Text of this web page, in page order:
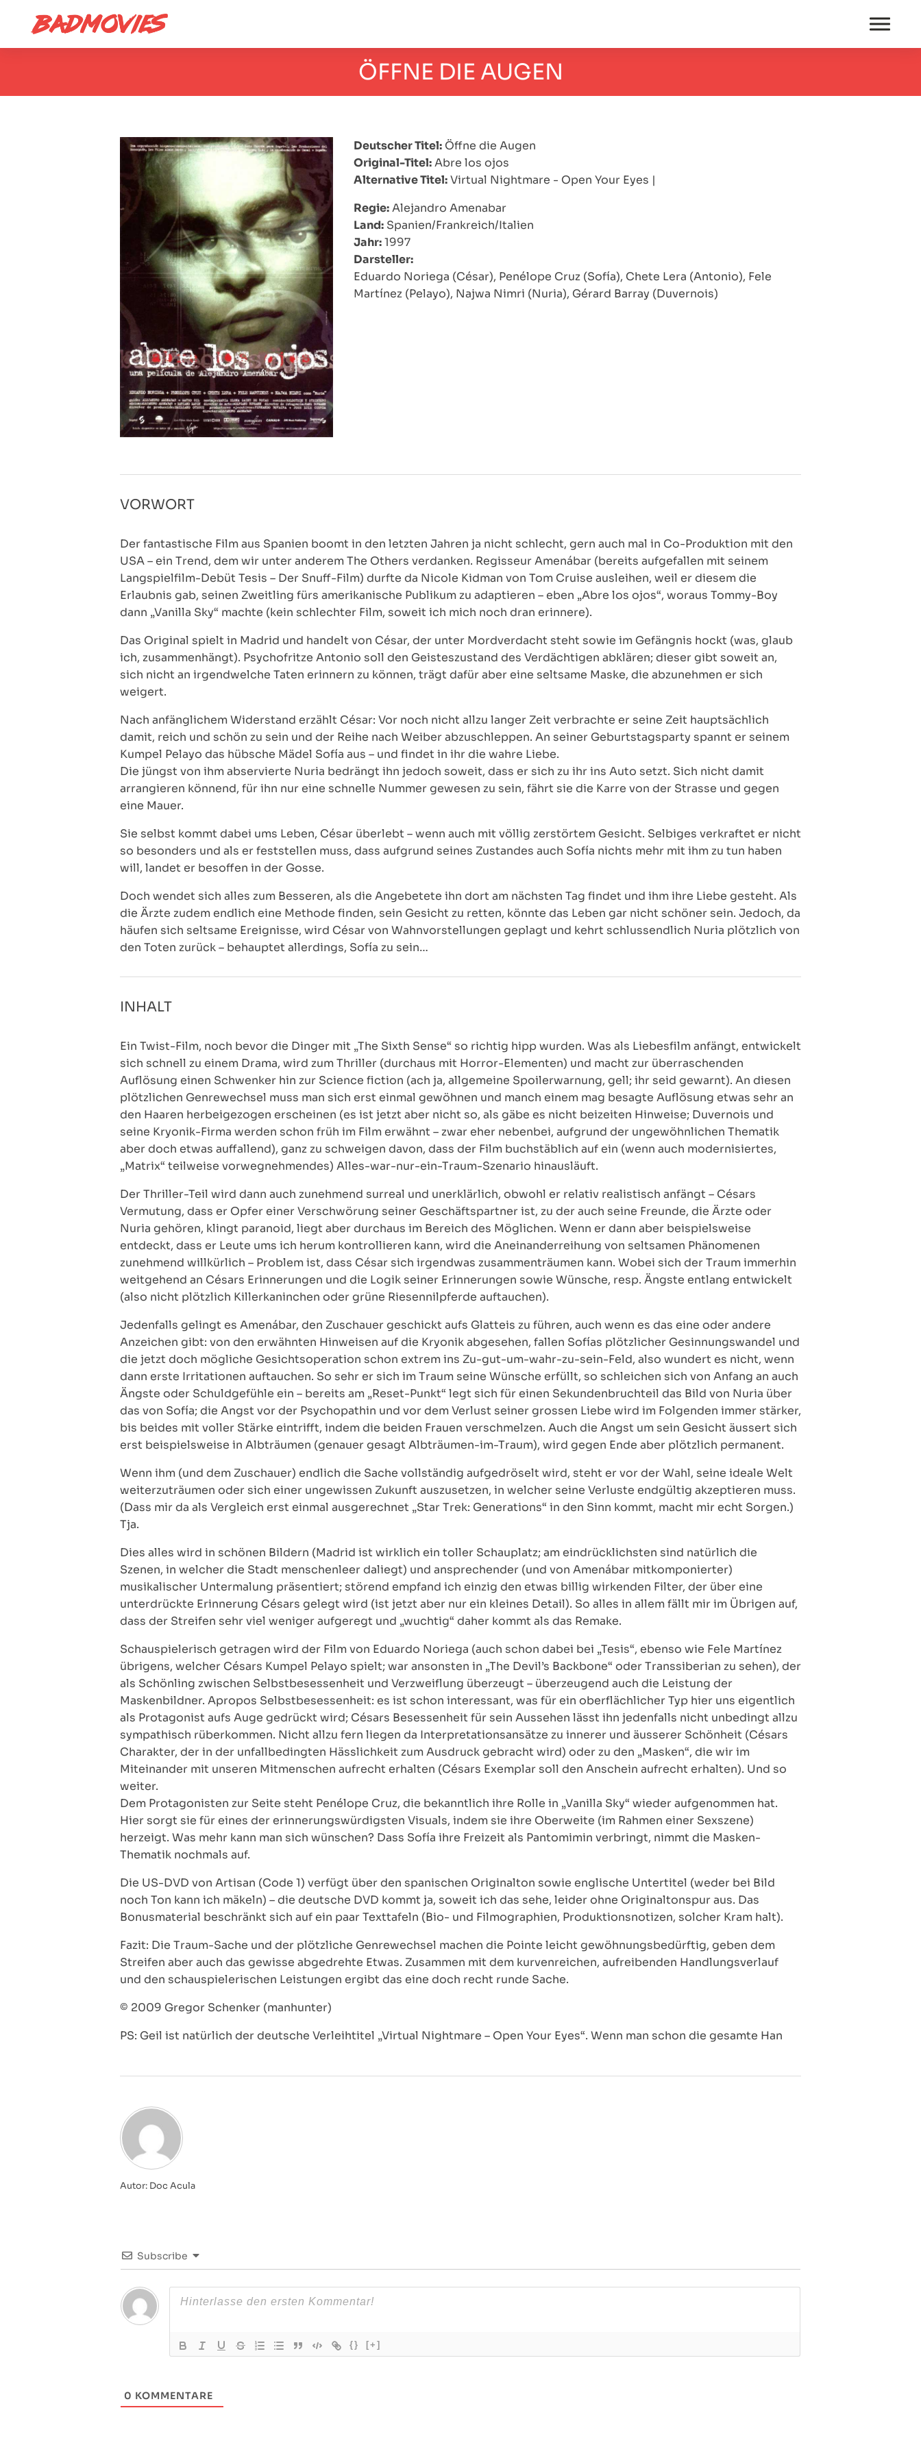
ÖFFNE DIE AUGEN
Deutscher Titel: Öffne die Augen
Original-Titel:Abre los ojos
Alternative Titel: Virtual Nightmare - Open Your Eyes |
Regie:Alejandro Amenabar
Land: Spanien/Frankreich/Italien
Jahr:1997
Darsteller:
Eduardo Noriega (César), Penélope Cruz (Sofía), Chete Lera (Antonio), Fele
Martínez (Pelayo), Najwa Nimri (Nuria), Gérard Barray (Duvernois)
VORWORT
Der fantastische Film aus Spanien boomt in den letzten Jahren ja nicht schlecht, gern auch mal in Co-Produktion mit den
USA – ein Trend, dem wir unter anderem The Others verdanken. Regisseur Amenábar (bereits aufgefallen mit seinem
Langspielfilm-Debüt Tesis – Der Snuff-Film) durfte da Nicole Kidman von Tom Cruise ausleihen, weil er diesem die
Erlaubnis gab, seinen Zweitling fürs amerikanische Publikum zu adaptieren – eben „Abre los ojos“, woraus Tommy-Boy
dann „Vanilla Sky“ machte (kein schlechter Film, soweit ich mich noch dran erinnere).
Das Original spielt in Madrid und handelt von César, der unter Mordverdacht steht sowie im Gefängnis hockt (was, glaub
ich, zusammenhängt). Psychofritze Antonio soll den Geisteszustand des Verdächtigen abklären; dieser gibt soweit an,
sich nicht an irgendwelche Taten erinnern zu können, trägt dafür aber eine seltsame Maske, die abzunehmen er sich
weigert.
Nach anfänglichem Widerstand erzählt César: Vor noch nicht allzu langer Zeit verbrachte er seine Zeit hauptsächlich
damit, reich und schön zu sein und der Reihe nach Weiber abzuschleppen. An seiner Geburtstagsparty spannt er seinem
Kumpel Pelayo das hübsche Mädel Sofía aus – und findet in ihr die wahre Liebe.
Die jüngst von ihm abservierte Nuria bedrängt ihn jedoch soweit, dass er sich zu ihr ins Auto setzt. Sich nicht damit
arrangieren könnend, für ihn nur eine schnelle Nummer gewesen zu sein, fährt sie die Karre von der Strasse und gegen
eine Mauer.
Sie selbst kommt dabei ums Leben, César überlebt – wenn auch mit völlig zerstörtem Gesicht. Selbiges verkraftet er nicht
so besonders und als er feststellen muss, dass aufgrund seines Zustandes auch Sofía nichts mehr mit ihm zu tun haben
will, landet er besoffen in der Gosse.
Doch wendet sich alles zum Besseren, als die Angebetete ihn dort am nächsten Tag findet und ihm ihre Liebe gesteht. Als
die Ärzte zudem endlich eine Methode finden, sein Gesicht zu retten, könnte das Leben gar nicht schöner sein. Jedoch, da
häufen sich seltsame Ereignisse, wird César von Wahnvorstellungen geplagt und kehrt schlussendlich Nuria plötzlich von
den Toten zurück – behauptet allerdings, Sofía zu sein…
INHALT
Ein Twist-Film, noch bevor die Dinger mit „The Sixth Sense“ so richtig hipp wurden. Was als Liebesfilm anfängt, entwickelt
sich schnell zu einem Drama, wird zum Thriller (durchaus mit Horror-Elementen) und macht zur überraschenden
Auflösung einen Schwenker hin zur Science fiction (ach ja, allgemeine Spoilerwarnung, gell; ihr seid gewarnt). An diesen
plötzlichen Genrewechsel muss man sich erst einmal gewöhnen und manch einem mag besagte Auflösung etwas sehr an
den Haaren herbeigezogen erscheinen (es ist jetzt aber nicht so, als gäbe es nicht beizeiten Hinweise; Duvernois und
seine Kryonik-Firma werden schon früh im Film erwähnt – zwar eher nebenbei, aufgrund der ungewöhnlichen Thematik
aber doch etwas auffallend), ganz zu schweigen davon, dass der Film buchstäblich auf ein (wenn auch modernisiertes,
„Matrix“ teilweise vorwegnehmendes) Alles-war-nur-ein-Traum-Szenario hinausläuft.
Der Thriller-Teil wird dann auch zunehmend surreal und unerklärlich, obwohl er relativ realistisch anfängt – Césars
Vermutung, dass er Opfer einer Verschwörung seiner Geschäftspartner ist, zu der auch seine Freunde, die Ärzte oder
Nuria gehören, klingt paranoid, liegt aber durchaus im Bereich des Möglichen. Wenn er dann aber beispielsweise
entdeckt, dass er Leute ums ich herum kontrollieren kann, wird die Aneinanderreihung von seltsamen Phänomenen
zunehmend willkürlich – Problem ist, dass César sich irgendwas zusammenträumen kann. Wobei sich der Traum immerhin
weitgehend an Césars Erinnerungen und die Logik seiner Erinnerungen sowie Wünsche, resp. Ängste entlang entwickelt
(also nicht plötzlich Killerkaninchen oder grüne Riesennilpferde auftauchen).
Jedenfalls gelingt es Amenábar, den Zuschauer geschickt aufs Glatteis zu führen, auch wenn es das eine oder andere
Anzeichen gibt: von den erwähnten Hinweisen auf die Kryonik abgesehen, fallen Sofías plötzlicher Gesinnungswandel und
die jetzt doch mögliche Gesichtsoperation schon extrem ins Zu-gut-um-wahr-zu-sein-Feld, also wundert es nicht, wenn
dann erste Irritationen auftauchen. So sehr er sich im Traum seine Wünsche erfüllt, so schleichen sich von Anfang an auch
Ängste oder Schuldgefühle ein – bereits am „Reset-Punkt“ legt sich für einen Sekundenbruchteil das Bild von Nuria über
das von Sofía; die Angst vor der Psychopathin und vor dem Verlust seiner grossen Liebe wird im Folgenden immer stärker,
bis beides mit voller Stärke eintrifft, indem die beiden Frauen verschmelzen. Auch die Angst um sein Gesicht äussert sich
erst beispielsweise in Albträumen (genauer gesagt Albträumen-im-Traum), wird gegen Ende aber plötzlich permanent.
Wenn ihm (und dem Zuschauer) endlich die Sache vollständig aufgedröselt wird, steht er vor der Wahl, seine ideale Welt
weiterzuträumen oder sich einer ungewissen Zukunft auszusetzen, in welcher seine Verluste endgültig akzeptieren muss.
(Dass mir da als Vergleich erst einmal ausgerechnet „Star Trek: Generations“ in den Sinn kommt, macht mir echt Sorgen.)
Tja.
Dies alles wird in schönen Bildern (Madrid ist wirklich ein toller Schauplatz; am eindrücklichsten sind natürlich die
Szenen, in welcher die Stadt menschenleer daliegt) und ansprechender (und von Amenábar mitkomponierter)
musikalischer Untermalung präsentiert; störend empfand ich einzig den etwas billig wirkenden Filter, der über eine
unterdrückte Erinnerung Césars gelegt wird (ist jetzt aber nur ein kleines Detail). So alles in allem fällt mir im Übrigen auf,
dass der Streifen sehr viel weniger aufgeregt und „wuchtig“ daher kommt als das Remake.
Schauspielerisch getragen wird der Film von Eduardo Noriega (auch schon dabei bei „Tesis“, ebenso wie Fele Martínez
übrigens, welcher Césars Kumpel Pelayo spielt; war ansonsten in „The Devil’s Backbone“ oder Transsiberian zu sehen), der
als Schönling zwischen Selbstbesessenheit und Verzweiflung überzeugt – überzeugend auch die Leistung der
Maskenbildner. Apropos Selbstbesessenheit: es ist schon interessant, was für ein oberflächlicher Typ hier uns eigentlich
als Protagonist aufs Auge gedrückt wird; Césars Besessenheit für sein Aussehen lässt ihn jedenfalls nicht unbedingt allzu
sympathisch rüberkommen. Nicht allzu fern liegen da Interpretationsansätze zu innerer und äusserer Schönheit (Césars
Charakter, der in der unfallbedingten Hässlichkeit zum Ausdruck gebracht wird) oder zu den „Masken“, die wir im
Miteinander mit unseren Mitmenschen aufrecht erhalten (Césars Exemplar soll den Anschein aufrecht erhalten). Und so
weiter.
Dem Protagonisten zur Seite steht Penélope Cruz, die bekanntlich ihre Rolle in „Vanilla Sky“ wieder aufgenommen hat.
Hier sorgt sie für eines der erinnerungswürdigsten Visuals, indem sie ihre Oberweite (im Rahmen einer Sexszene)
herzeigt. Was mehr kann man sich wünschen? Dass Sofía ihre Freizeit als Pantomimin verbringt, nimmt die Masken-
Thematik nochmals auf.
Die US-DVD von Artisan (Code 1) verfügt über den spanischen Originalton sowie englische Untertitel (weder bei Bild
noch Ton kann ich mäkeln) – die deutsche DVD kommt ja, soweit ich das sehe, leider ohne Originaltonspur aus. Das
Bonusmaterial beschränkt sich auf ein paar Texttafeln (Bio- und Filmographien, Produktionsnotizen, solcher Kram halt).
Fazit: Die Traum-Sache und der plötzliche Genrewechsel machen die Pointe leicht gewöhnungsbedürftig, geben dem
Streifen aber auch das gewisse abgedrehte Etwas. Zusammen mit dem kurvenreichen, aufreibenden Handlungsverlauf
und den schauspielerischen Leistungen ergibt das eine doch recht runde Sache.
© 2009 Gregor Schenker (manhunter)
PS: Geil ist natürlich der deutsche Verleihtitel „Virtual Nightmare – Open Your Eyes“. Wenn man schon die gesamte Han
Autor: Doc Acula
Subscribe
{} [+]
0 KOMMENTARE